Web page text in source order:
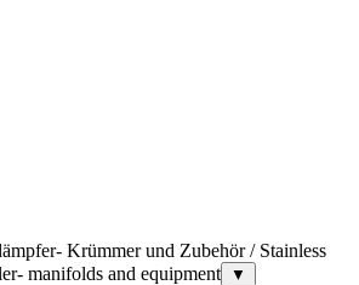
Krümmer und Zubehör / Stainless
manifolds and equipment
▼